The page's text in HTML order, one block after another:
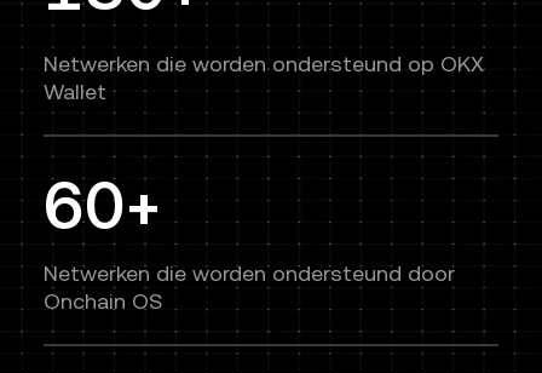
Netwerken die worden ondersteund op OKX
Wallet
60+
Netwerken die worden ondersteund door
Onchain OS